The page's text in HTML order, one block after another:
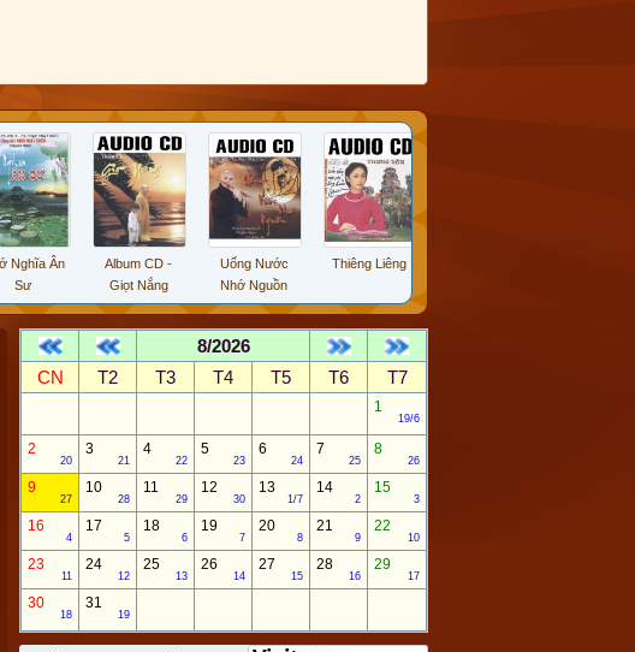
Ân
Album CD -
Giọt Nắng
Uống Nước
Nhớ Nguồn
Thiêng Liêng
8/2026
CN
T2 T3 T4 T5 T6 T7
1
19/6
2
20
3
21
4
22
5
23
6
24
7
25
8
26
9
27
10
28
11
29
12
30
13
1/7
14
2
15
3
16
4
17
5
18
6
19
7
20
8
21
9
22
10
23
11
24
12
25
13
26
14
27
15
28
16
29
17
30
18
31
19